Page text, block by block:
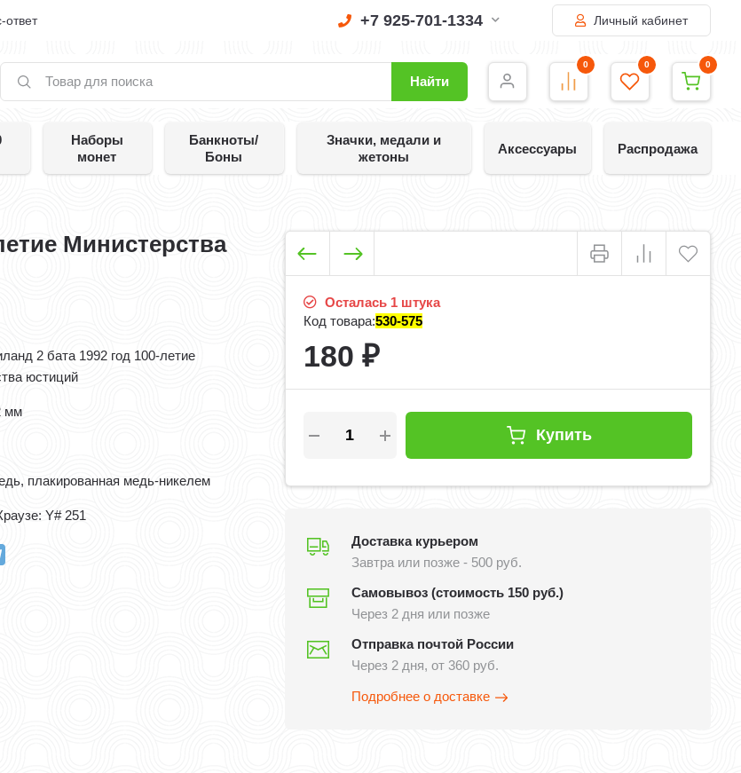
ответ +7 925-701-1334 Личный кабинет
Найти
0 0 0
Наборы
монет
Банкноты/
Боны
Значки, медали и
жетоны
Аксессуары Распродажа
Министерства
2 бата 1992 год 100-летие
юстиций
мм
плакированная медь-никелем
Y# 251
Осталась 1 штука
Код товара:530-575
180 ₽
Купить
Доставка курьером
Завтра или позже - 500 руб.
Самовывоз (стоимость 150 руб.)
Через 2 дня или позже
Отправка почтой России
Через 2 дня, от 360 руб.
Подробнее о доставке